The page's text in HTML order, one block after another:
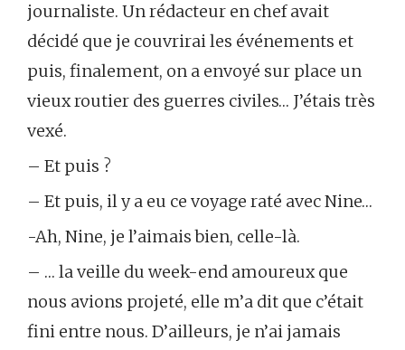
journaliste. Un rédacteur en chef avait
décidé que je couvrirai les événements et
puis, finalement, on a envoyé sur place un
vieux routier des guerres civiles… J’étais très
vexé.
– Et puis ?
– Et puis, il y a eu ce voyage raté avec Nine…
-Ah, Nine, je l’aimais bien, celle-là.
– … la veille du week-end amoureux que
nous avions projeté, elle m’a dit que c’était
fini entre nous. D’ailleurs, je n’ai jamais